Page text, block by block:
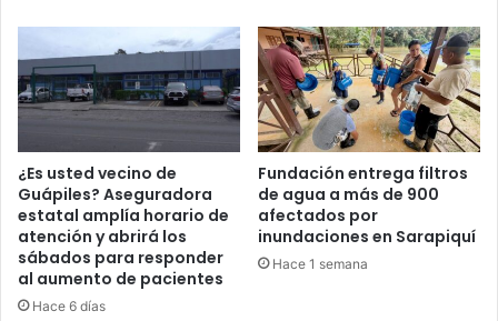
¿Es usted vecino de
Guápiles? Aseguradora
estatal amplía horario de
atención y abrirá los
sábados para responder
al aumento de pacientes
Hace 6 días
Fundación entrega filtros
de agua a más de 900
afectados por
inundaciones en Sarapiquí
Hace 1 semana